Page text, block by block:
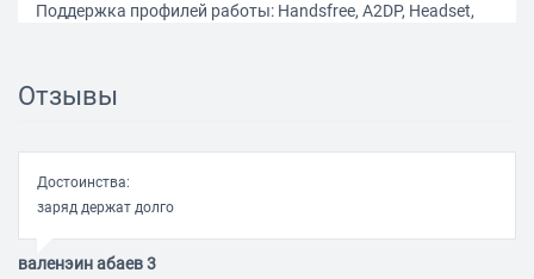
Поддержка профилей работы: Handsfree, A2DP, Headset,
Ответить/закончить разговор: есть
Питание
Тип элементов питания: собственный Li-Pol
Емкость аккумулятора: 120 мА·ч
Отзывы
Достоинства:
заряд держат долго
валенэин абаев 3